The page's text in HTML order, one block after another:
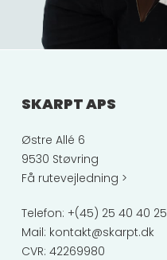
SKARPT APS
Østre Allé 6
9530 Støvring
Få rutevejledning >
Telefon: +(45) 25 40 40 25
Mail: kontakt@skarpt.dk
CVR: 42269980